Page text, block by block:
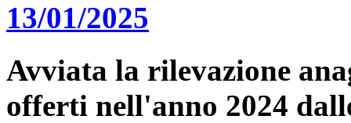
13/01/2025
Avviata la rilevazione
offerti nell'anno 2024